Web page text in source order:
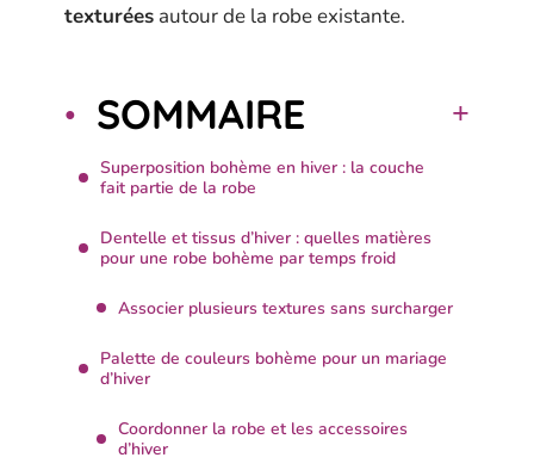
texturées autour de la robe existante.
SOMMAIRE
Superposition bohème en hiver : la couche
fait partie de la robe
Dentelle et tissus d’hiver : quelles matières
pour une robe bohème par temps froid
Associer plusieurs textures sans surcharger
Palette de couleurs bohème pour un mariage
d’hiver
Coordonner la robe et les accessoires
d’hiver